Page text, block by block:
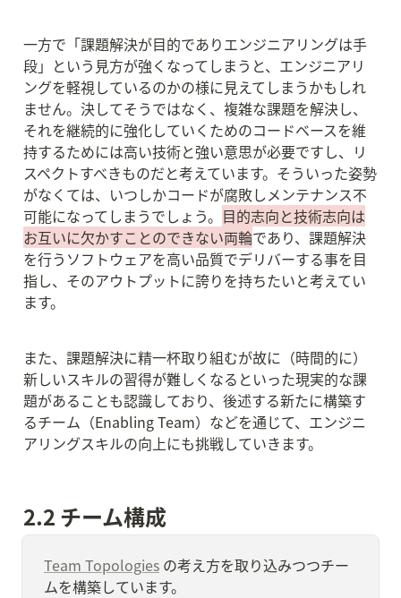
一方で「課題解決が目的でありエンジニアリングは手
段」という見方が強くなってしまうと、エンジニアリ
ングを軽視しているのかの様に見えてしまうかもしれ
ません。決してそうではなく、複雑な課題を解決し、
それを継続的に強化していくためのコードベースを維
持するためには高い技術と強い意思が必要ですし、リ
スペクトすべきものだと考えています。そういった姿勢
がなくては、いつしかコードが腐敗しメンテナンス不
可能になってしまうでしょう。 目的志向と技術志向は
お互いに欠かすことのできない両輪であり、課題解決
を行うソフトウェアを高い品質でデリバーする事を目
指し、そのアウトプットに誇りを持ちたいと考えてい
ます。
また、課題解決に精一杯取り組むが故に（時間的に）
新しいスキルの習得が難しくなるといった現実的な課
題があることも認識しており、後述する新たに構築す
るチーム（Enabling Team）などを通じて、エンジニ
アリングスキルの向上にも挑戦していきます。
2.2 チーム構成
Team Topologies の考え方を取り込みつつチー
ムを構築しています。